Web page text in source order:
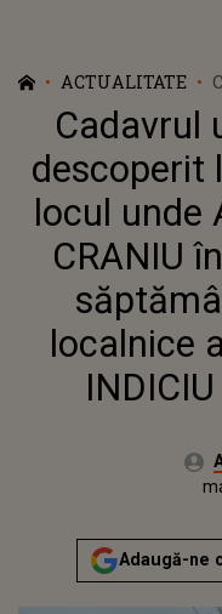
ACTUALITATE
Cadavrul
descoperit
locul unde
CRANIU
localnice
Adaugă-ne